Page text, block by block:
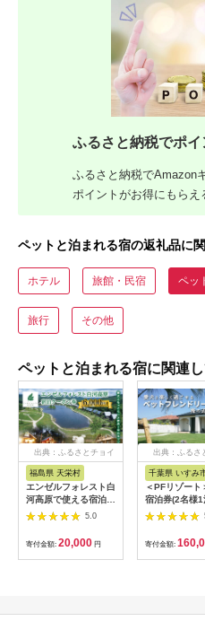
ふるさと納税でポイ
ふるさと納税でAmazon
ポイントがお得にもらえ
ペットと泊まれる宿の返礼品に
ホテル 旅館・民宿 ペッ
旅行 その他
ペットと泊まれる宿に関連
出典：ふるさとチョイ
福島県 天栄村
エンゼルフォレスト白
河高原で使える宿泊ク
ーポン券（6,000円相
当） F21T-095
5.0
寄付金額: 20,000 円
出典：ふるさ
千葉県 いすみ
＜PFリゾート
宿泊券(2名様1
棟貸切 愛犬と
る海辺の別荘
【1388922】
寄付金額: